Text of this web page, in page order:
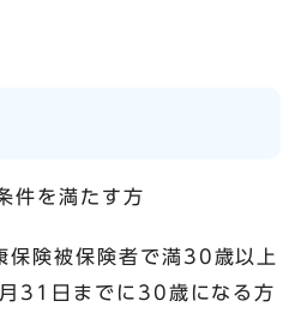
件を満たす方
保険被保険者で満30歳以上
31日までに30歳になる方